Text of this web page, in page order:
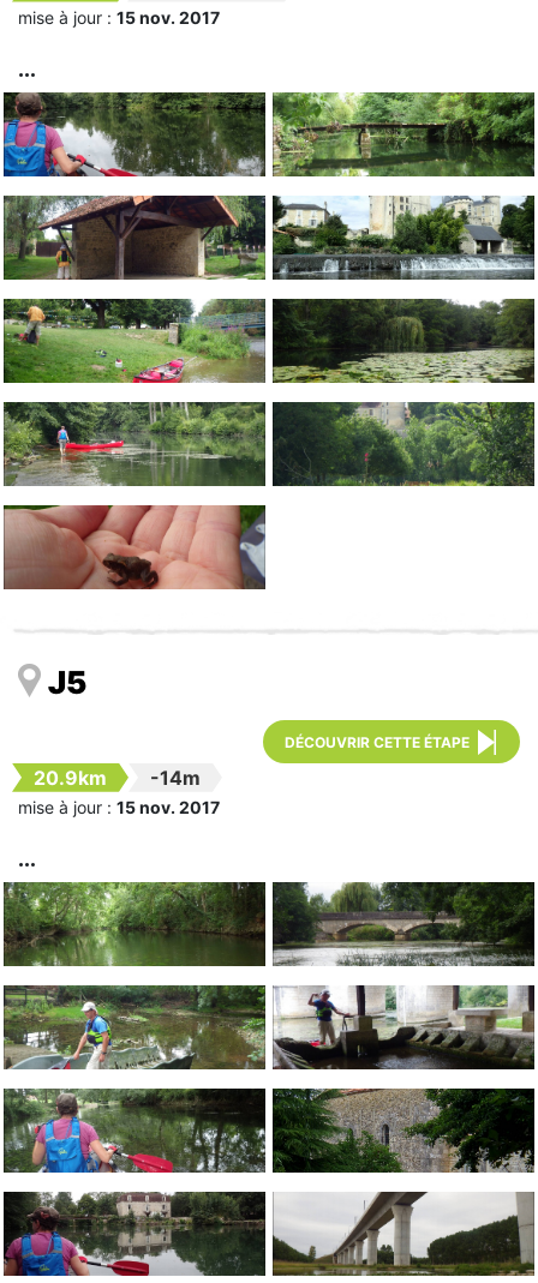
mise à jour : 15 nov. 2017
J5
DÉCOUVRIR CETTE ÉTAPE
20.9km -14m
mise à jour : 15 nov. 2017